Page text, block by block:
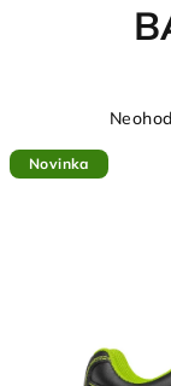
produktu
Novinka